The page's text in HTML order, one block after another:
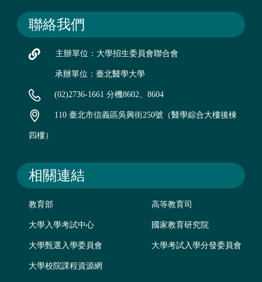
聯絡我們
主辦單位：大學招生委員會聯合會
承辦單位：臺北醫學大學
(02)2736-1661 分機8602、8604
110 臺北市信義區吳興街250號（醫學綜合大樓後棟
四樓）
相關連結
教育部 高等教育司
大學入學考試中心 國家教育研究院
大學甄選入學委員會 大學考試入學分發委員會
大學校院課程資源網